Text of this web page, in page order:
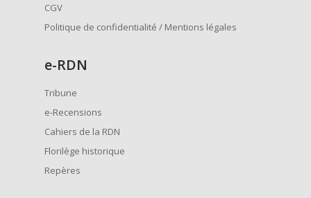
CGV
Politique de confidentialité / Mentions légales
e-RDN
Tribune
e-Recensions
Cahiers de la RDN
Florilège historique
Repères